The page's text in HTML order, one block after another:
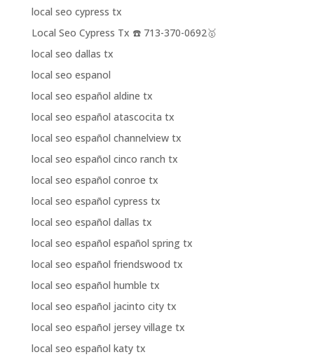
local seo cypress tx
Local Seo Cypress Tx ☎️ 713-370-0692🥇
local seo dallas tx
local seo espanol
local seo español aldine tx
local seo español atascocita tx
local seo español channelview tx
local seo español cinco ranch tx
local seo español conroe tx
local seo español cypress tx
local seo español dallas tx
local seo español español spring tx
local seo español friendswood tx
local seo español humble tx
local seo español jacinto city tx
local seo español jersey village tx
local seo español katy tx